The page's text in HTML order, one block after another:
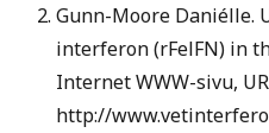
Gunn-Moore Daniélle.
interferon (rFelFN) in
Internet WWW-sivu,
http://